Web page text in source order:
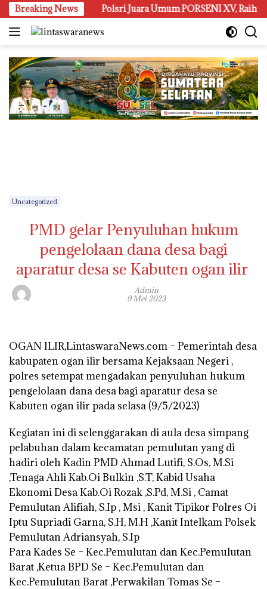
Langsung
ke
konten
Breaking NewsPolsri Juara Umum PORSENI XV, Raih 60 Medali
Uncategorized
PMD gelar Penyuluhan hukum
pengelolaan dana desa bagi
aparatur desa se Kabuten ogan ilir
Admin
9 Mei 2023
OGAN ILIR,LintaswaraNews.com – Pemerintah desa
kabupaten ogan ilir bersama Kejaksaan Negeri ,
polres setempat mengadakan penyuluhan hukum
pengelolaan dana desa bagi aparatur desa se
Kabuten ogan ilir pada selasa (9/5/2023)
Kegiatan ini di selenggarakan di aula desa simpang
pelabuhan dalam kecamatan pemulutan yang di
hadiri oleh Kadin PMD Ahmad Lutifi, S.Os, M.Si
,Tenaga Ahli Kab.Oi Bulkin ,S.T, Kabid Usaha
Ekonomi Desa Kab.Oi Rozak ,S.Pd, M.Si , Camat
Pemulutan Alifiah, S.Ip , Msi , Kanit Tipikor Polres Oi
Iptu Supriadi Garna, S.H, M.H ,Kanit Intelkam Polsek
Pemulutan Adriansyah, S.Ip
Para Kades Se – Kec.Pemulutan dan Kec.Pemulutan
Barat ,Ketua BPD Se – Kec.Pemulutan dan
Kec.Pemulutan Barat ,Perwakilan Tomas Se –